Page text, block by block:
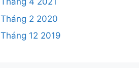
Tháng 2 2020
Tháng 12 2019